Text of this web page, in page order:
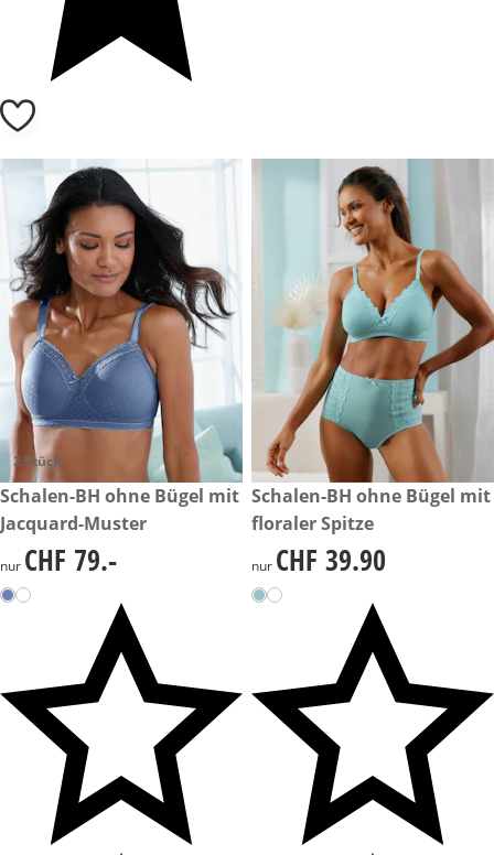
2 Stück
CHF 79.-
Schalen-BH ohne Bügel mit
Jacquard-Muster
CHF 79.-
nur CHF 79.-
CHF 39.90
Schalen-BH ohne Bügel mit
floraler Spitze
CHF 39.90
nur CHF 39.90